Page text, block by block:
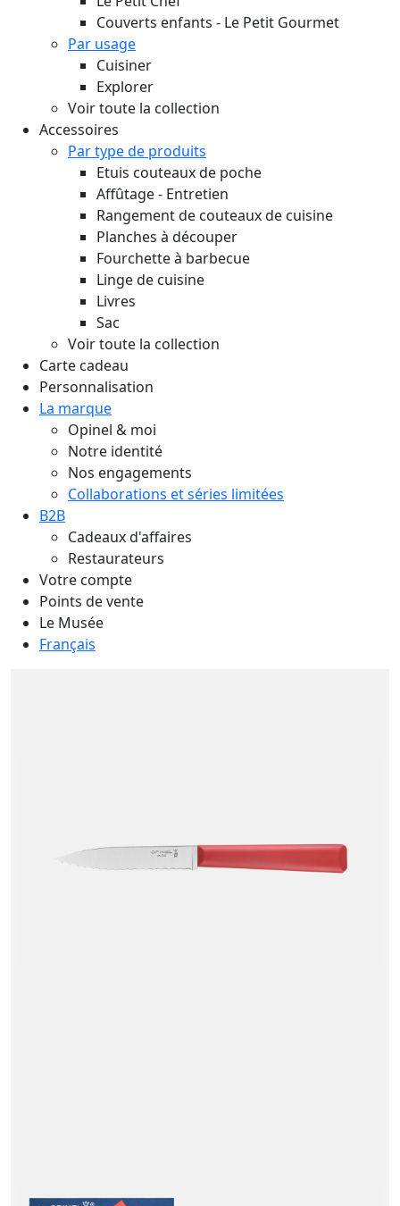
Couverts enfants - Le Petit Gourmet
Par usage
Cuisiner
Explorer
Voir toute la collection
Accessoires
Par type de produits
Etuis couteaux de poche
Affûtage - Entretien
Rangement de couteaux de cuisine
Planches à découper
Fourchette à barbecue
Linge de cuisine
Livres
Sac
Voir toute la collection
Carte cadeau
Personnalisation
La marque
Opinel & moi
Notre identité
Nos engagements
Collaborations et séries limitées
B2B
Cadeaux d'affaires
Restaurateurs
Votre compte
Points de vente
Le Musée
Français